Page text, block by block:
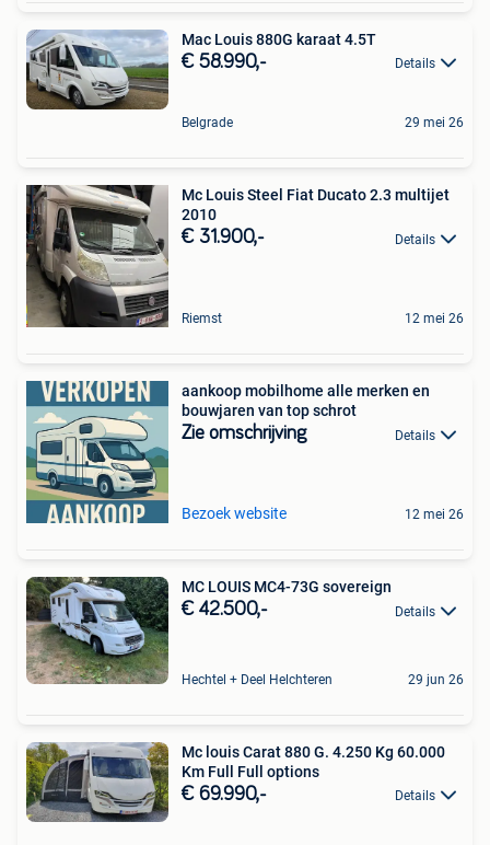
Mac Louis 880G karaat 4.5T
€ 58.990,- Details
Belgrade 29 mei 26
Mc Louis Steel Fiat Ducato 2.3 multijet
2010
€ 31.900,- Details
Riemst 12 mei 26
aankoop mobilhome alle merken en
bouwjaren van top schrot
Zie omschrijving Details
Bezoek website 12 mei 26
MC LOUIS MC4-73G sovereign
€ 42.500,- Details
Hechtel + Deel Helchteren 29 jun 26
Mc louis Carat 880 G. 4.250 Kg 60.000
Km Full Full options
€ 69.990,- Details